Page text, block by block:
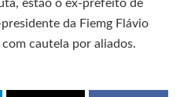
estão o ex-prefeito de
da Fiemg Flávio
com cautela por aliados.